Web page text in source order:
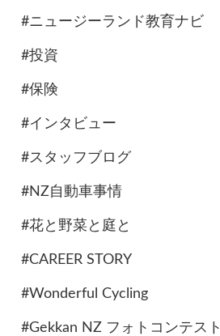
#ニュージーランド教育ナビ
#投資
#保険
#インタビュー
#スタッフブログ
#NZ自動車事情
#花と野菜と庭と
#CAREER STORY
#Wonderful Cycling
#Gekkan NZ フォトコンテスト